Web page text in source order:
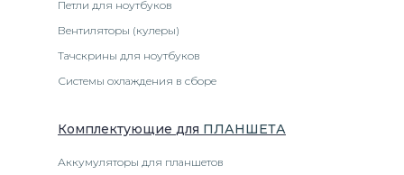
Петли для ноутбуков
Вентиляторы (кулеры)
Тачскрины для ноутбуков
Системы охлаждения в сборе
Комплектующие для ПЛАНШЕТА
Аккумуляторы для планшетов